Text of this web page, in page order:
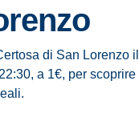
delladi San Lorenzo
a 1€, per